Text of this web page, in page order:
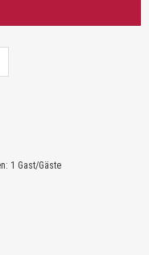
1 Gast/Gäste